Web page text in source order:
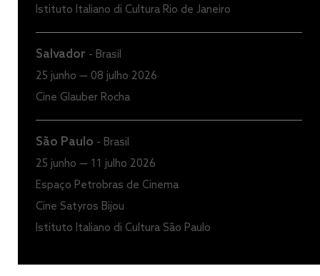
Istituto Italiano di Cultura Rio de Janeiro
Salvador - Brasil
25 junho — 08 julho 2026
Cine Glauber Rocha
São Paulo - Brasil
25 junho — 11 julho 2026
Espaço Petrobras de Cinema
Cine Satyros Bijou
Istituto Italiano di Cultura São Paulo